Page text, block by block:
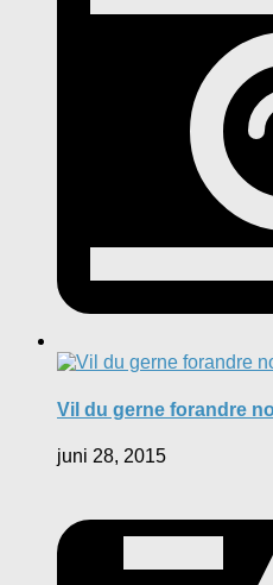
Vil du gerne forandre
juni 28, 2015